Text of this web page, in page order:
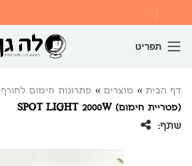
תפריט
דף הבית » מוצרים » פתרונות חימום לחורף
(פטריית חימום) SPOT LIGHT 2000W
שתף: